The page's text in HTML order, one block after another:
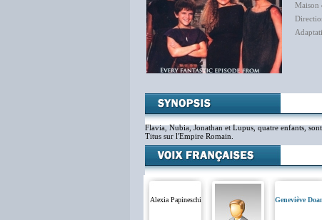
Maison
Flavia, Nubia, Jonathan et Lupus, quatre enfants,
Titus sur l'Empire Romain.
Alexia Papineschi Geneviève